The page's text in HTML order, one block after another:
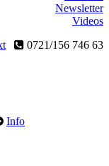
Newsletter
Videos
0721/156 746 63
Info